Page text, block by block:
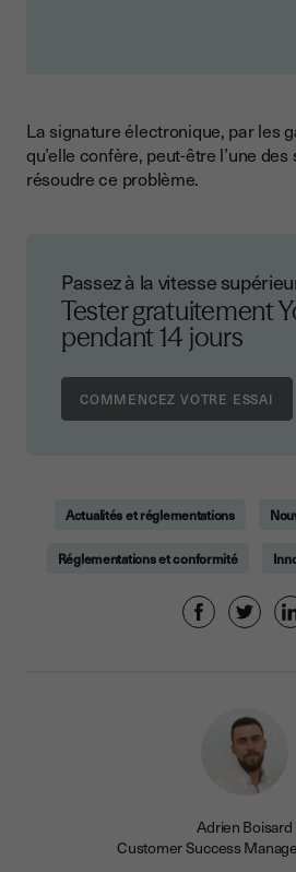
La signature électronique, par les
qu’elle confère, peut-être l’une
résoudre ce problème.
Passez à la vitesse
Tester gratuitement
pendant 14 jours
Actualités et réglementations
Réglementations et conformité
Adrien Boisard
Customer Success